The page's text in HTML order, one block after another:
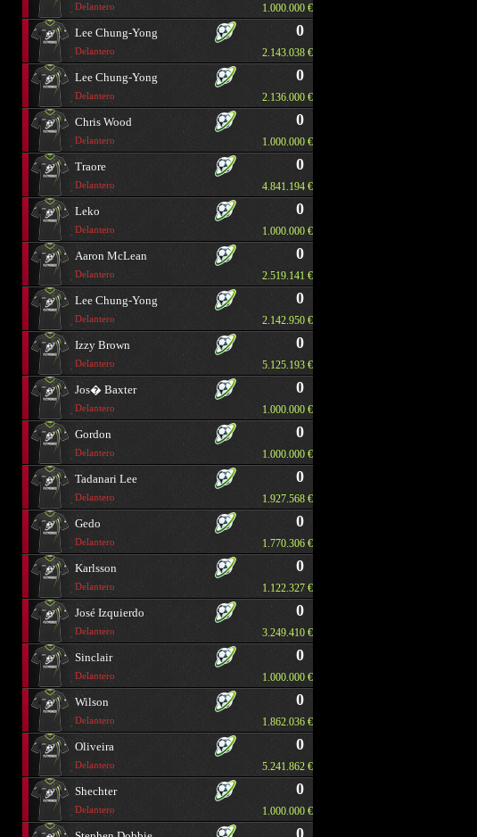
Delantero 1.000.000 €
Lee Chung-Yong
Delantero
0
2.143.038 €
Lee Chung-Yong
Delantero
0
2.136.000 €
Chris Wood
Delantero
0
1.000.000 €
Traore
Delantero
0
4.841.194 €
Leko
Delantero
0
1.000.000 €
Aaron McLean
Delantero
0
2.519.141 €
Lee Chung-Yong
Delantero
0
2.142.950 €
Izzy Brown
Delantero
0
5.125.193 €
Jos� Baxter
Delantero
0
1.000.000 €
Gordon
Delantero
0
1.000.000 €
Tadanari Lee
Delantero
0
1.927.568 €
Gedo
Delantero
0
1.770.306 €
Karlsson
Delantero
0
1.122.327 €
José Izquierdo
Delantero
0
3.249.410 €
Sinclair
Delantero
0
1.000.000 €
Wilson
Delantero
0
1.862.036 €
Oliveira
Delantero
0
5.241.862 €
Shechter
Delantero
0
1.000.000 €
0